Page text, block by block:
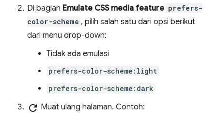
Di bagian Emulate CSS media feature prefers-
color-scheme , pilih salah satu dari opsi berikut
dari menu drop-down:
Tidak ada emulasi
prefers-color-scheme:light
prefers-color-scheme:dark
refresh Muat ulang halaman. Contoh: